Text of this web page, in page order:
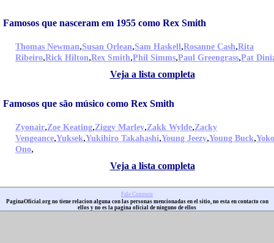
Famosos que nasceram em 1955 como Rex Smith
Thomas Newman,Susan Orlean,Sam Haskell,Rosanne Cash,Rita
Ribeiro,Rick Hilton,Rex Smith,Phil Simms,Paul Greengrass,Pat
Veja a lista completa
Famosos que são músico como Rex Smith
Zyonair,Zoe Keating,Ziggy Marley,Zakk Wylde,Zacky
Vengeance,Yuksek,Yukihiro Takahashi,Young Jeezy,Young Buck,Yoko
Ono,
Veja a lista completa
Fale Conosco
PaginaOficial.org no tiene relacion alguna con las personas mencionadas en el sitio, no esta en contacto con
ellos y no es la pagina oficial de ninguno de ellos